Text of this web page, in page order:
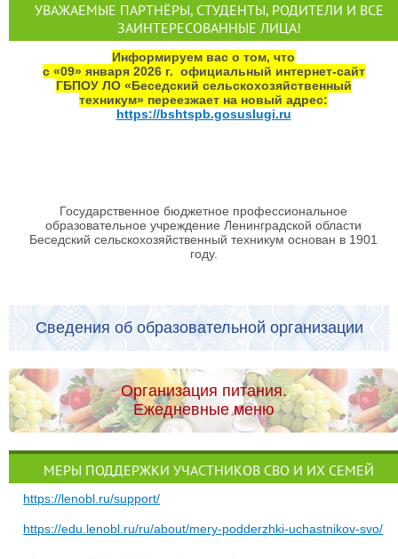
УВАЖАЕМЫЕ ПАРТНЁРЫ, СТУДЕНТЫ, РОДИТЕЛИ И ВСЕ
ЗАИНТЕРЕСОВАННЫЕ ЛИЦА!
Информируем вас о том, что
с «09» января 2026 г. официальный интернет‑сайт
ГБПОУ ЛО «Беседский сельскохозяйственный
техникум» переезжает на новый адрес:
https://bshtspb.gosuslugi.ru
Государственное бюджетное профессиональное
образовательное учреждение Ленинградской области
Беседский сельскохозяйственный техникум основан в 1901
году.
Сведения об образовательной организации
Организация питания.
Ежедневные меню
МЕРЫ ПОДДЕРЖКИ УЧАСТНИКОВ СВО И ИХ СЕМЕЙ
https://lenobl.ru/support/
https://edu.lenobl.ru/ru/about/mery-podderzhki-uchastnikov-svo/